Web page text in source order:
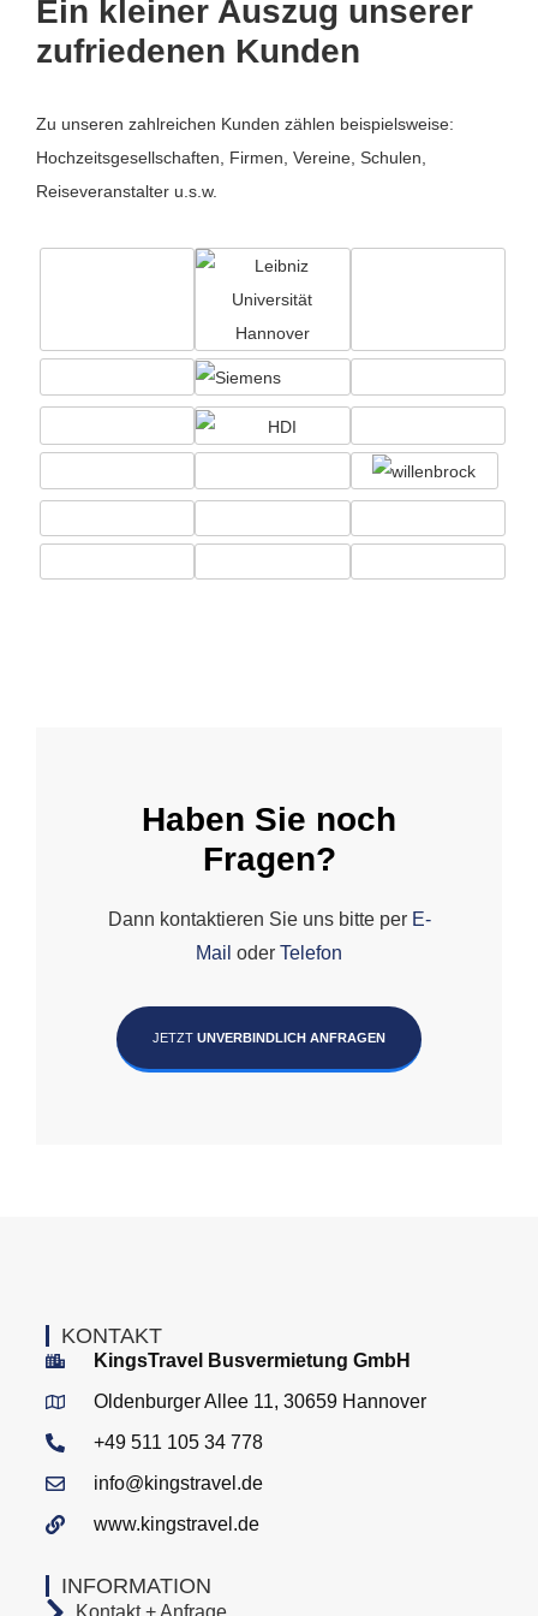
Ein kleiner Auszug unserer
zufriedenen Kunden
Zu unseren zahlreichen Kunden zählen beispielsweise:
Hochzeitsgesellschaften, Firmen, Vereine, Schulen,
Reiseveranstalter u.s.w.
Haben Sie noch
Fragen?
Dann kontaktieren Sie uns bitte per E-
Mail oder Telefon
JETZT UNVERBINDLICH ANFRAGEN
INFORMATION
Kontakt + Anfrage
KONTAKT
KingsTravel Busvermietung GmbH
Oldenburger Allee 11, 30659 Hannover
+49 511 105 34 778
info@kingstravel.de
www.kingstravel.de